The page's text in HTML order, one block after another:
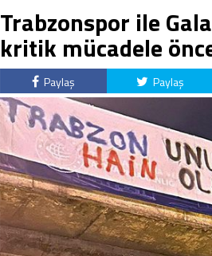
Trabzonspor ile
kritik mücadele
Paylaş Paylaş